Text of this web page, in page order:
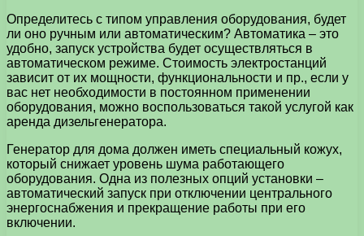
Определитесь с типом управления оборудования, будет
ли оно ручным или автоматическим? Автоматика – это
удобно, запуск устройства будет осуществляться в
автоматическом режиме. Стоимость электростанций
зависит от их мощности, функциональности и пр., если у
вас нет необходимости в постоянном применении
оборудования, можно воспользоваться такой услугой как
аренда дизельгенератора.
Генератор для дома должен иметь специальный кожух,
который снижает уровень шума работающего
оборудования. Одна из полезных опций установки –
автоматический запуск при отключении центрального
энергоснабжения и прекращение работы при его
включении.